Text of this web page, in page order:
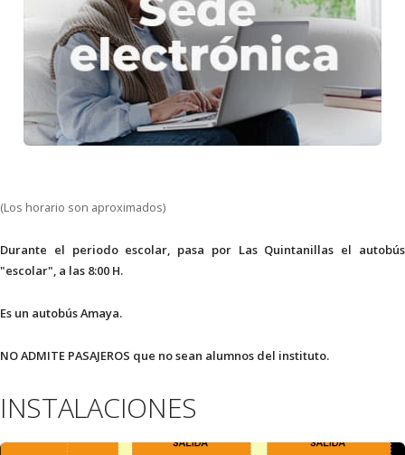
(Los horario son aproximados)
Durante el periodo escolar, pasa por Las Quintanillas el autobús
"escolar", a las 8:00 H.
Es un autobús Amaya.
NO ADMITE PASAJEROS que no sean alumnos del instituto.
INSTALACIONES